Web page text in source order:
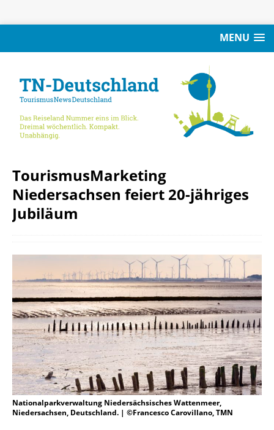
MENU
TourismusMarketing
Niedersachsen feiert 20-jähriges
Jubiläum
Nationalparkverwaltung Niedersächsisches Wattenmeer,
Niedersachsen, Deutschland. | ©Francesco Carovillano, TMN